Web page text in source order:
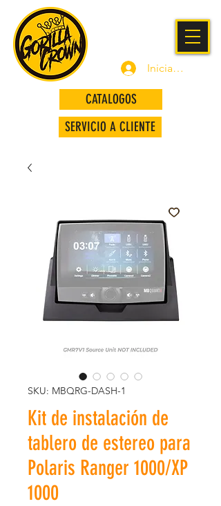
Iniciar sesión
SERVICIO A CLIENTE
CATALOGOS
SKU: MBQRG-DASH-1
Kit de instalación de
tablero de estereo para
Polaris Ranger 1000/XP
1000